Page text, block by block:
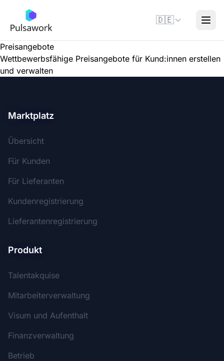
🇩🇪
Preisangebote
Wettbewerbsfähige Preisangebote für Kund:innen erstellen
und verwalten
Marktplatz
Übersicht
Für Kunden
Für Lieferanten
Kundenregistrierung
Lieferantenregistrierung
Produkt
Talentakquise
Mitarbeiterverwaltung
Visum und Aufenthalt
Finanzverwaltung
Betrieb